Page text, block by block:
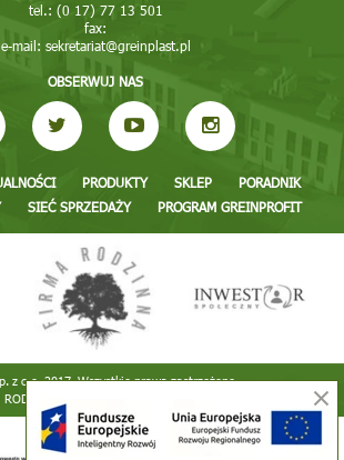
tel.: (0 17) 77 13 501
fax:
e-mail: sekretariat@greinplast.pl
OBSERWUJ NAS
PRODUKTY SKLEP
PORADNIK
SIEĆ SPRZEDAŻY PROGRAM GREINPROFIT
z o.o. 2017. Wszystkie prawa zastrzeżone
RODO TiO interactive